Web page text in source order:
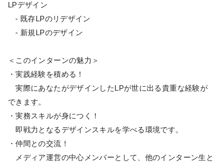
LPデザイン
- 既存LPのリデザイン
- 新規LPのデザイン
＜このインターンの魅力＞
・実践経験を積める！
実際にあなたがデザインしたLPが世に出る貴重な経験が
できます。
・実務スキルが身につく！
即戦力となるデザインスキルを学べる環境です。
・仲間との交流！
メディア運営の中心メンバーとして、他のインターン生と